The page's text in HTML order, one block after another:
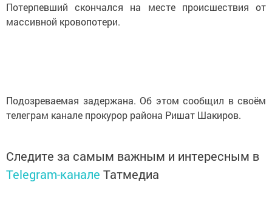
Потерпевший скончался на месте происшествия от
массивной кровопотери.
Подозреваемая задержана. Об этом сообщил в своём
телеграм канале прокурор района Ришат Шакиров.
Следите за самым важным и интересным в
Telegram-канале Татмедиа